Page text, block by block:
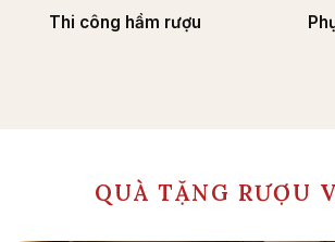
Thi công hầm rượu
QUÀ TẶNG RƯỢU